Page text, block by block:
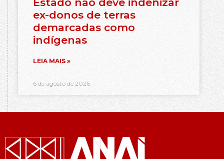
ex-donos de terras
demarcadas como
indígenas
LEIA MAIS »
6 de agosto de 2026